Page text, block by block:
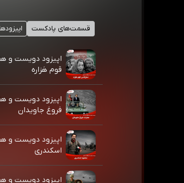
قسمت‌های پادکست
اپیزود دویست و
قوم هَزاره
اپیزود دویست و
فروغ جاویدان
اپیزود دویست و
اسکندری